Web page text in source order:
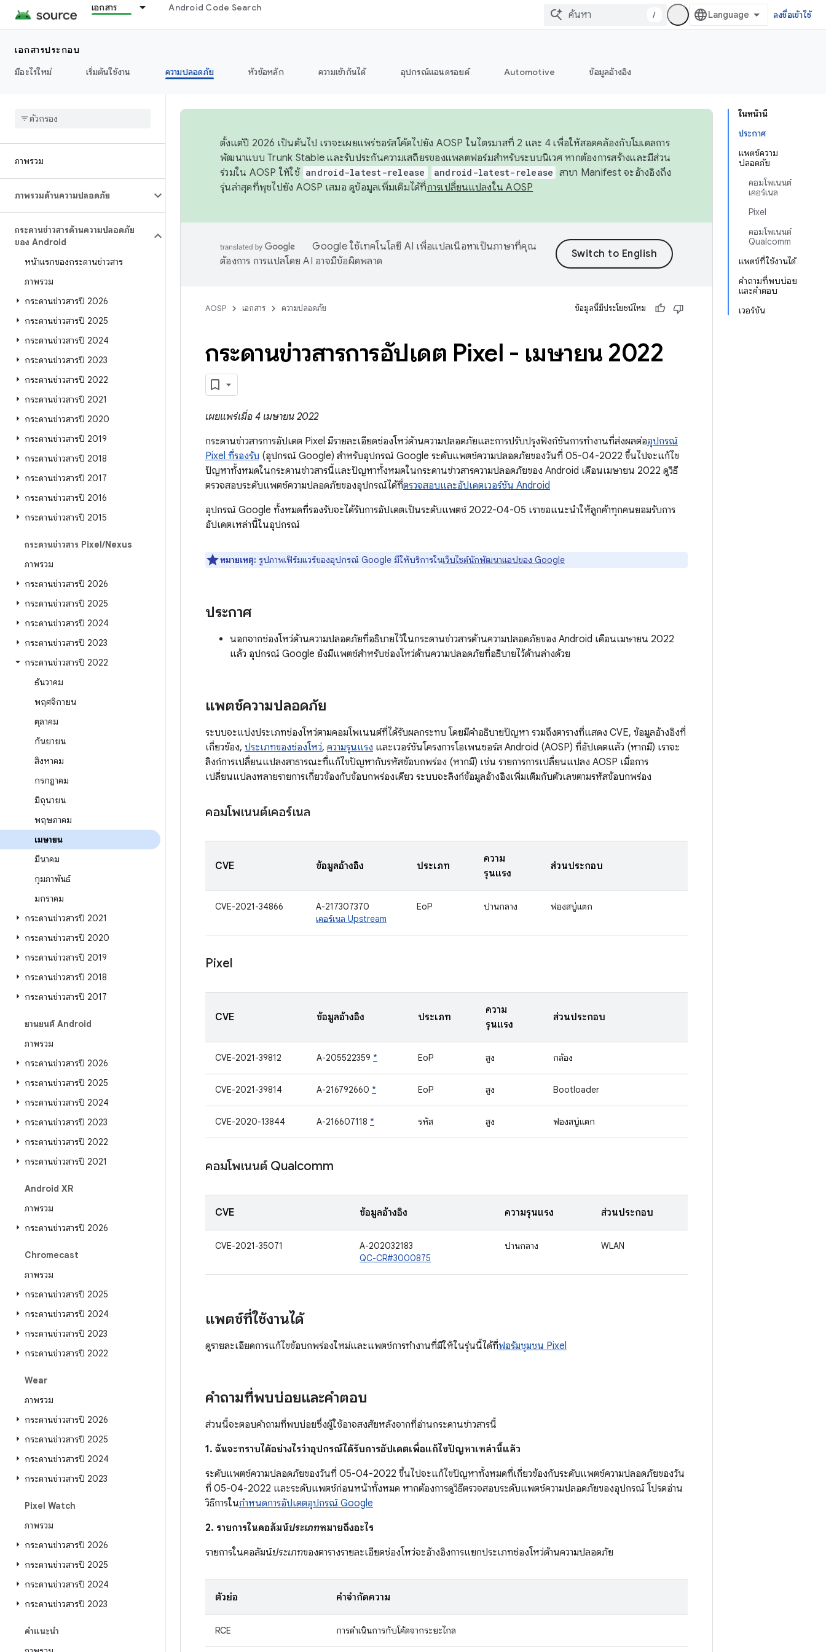
เอกสาร Android Code Search
/ ลงชื่อเข้าใช้
เอกสารประกอบ
มีอะไรใหม่
เริ่มต้นใช้งาน ความปลอดภัย หัวข้อหลัก ความเข้ากันได้ อุปกรณ์แอนดรอยด์ Automotive ข้อมูลอ้างอิง
ภาพรวม
ภาพรวมด้านความปลอดภัย
กระดานข่าวสารด้านความปลอดภัย
ของ Android
หน้าแรกของกระดานข่าวสาร
ภาพรวม
กระดานข่าวสารปี 2026
กระดานข่าวสารปี 2025
กระดานข่าวสารปี 2024
กระดานข่าวสารปี 2023
กระดานข่าวสารปี 2022
กระดานข่าวสารปี 2021
กระดานข่าวสารปี 2020
กระดานข่าวสารปี 2019
กระดานข่าวสารปี 2018
กระดานข่าวสารปี 2017
กระดานข่าวสารปี 2016
กระดานข่าวสารปี 2015
กระดานข่าวสาร Pixel/Nexus
ภาพรวม
กระดานข่าวสารปี 2026
กระดานข่าวสารปี 2025
กระดานข่าวสารปี 2024
กระดานข่าวสารปี 2023
กระดานข่าวสารปี 2022
ธันวาคม
พฤศจิกายน
ตุลาคม
กันยายน
สิงหาคม
กรกฎาคม
มิถุนายน
พฤษภาคม
เมษายน
มีนาคม
กุมภาพันธ์
มกราคม
กระดานข่าวสารปี 2021
กระดานข่าวสารปี 2020
กระดานข่าวสารปี 2019
กระดานข่าวสารปี 2018
กระดานข่าวสารปี 2017
ยานยนต์ Android
ภาพรวม
กระดานข่าวสารปี 2026
กระดานข่าวสารปี 2025
กระดานข่าวสารปี 2024
กระดานข่าวสารปี 2023
กระดานข่าวสารปี 2022
กระดานข่าวสารปี 2021
Android XR
ภาพรวม
กระดานข่าวสารปี 2026
Chromecast
ภาพรวม
กระดานข่าวสารปี 2025
กระดานข่าวสารปี 2024
กระดานข่าวสารปี 2023
กระดานข่าวสารปี 2022
Wear
ภาพรวม
กระดานข่าวสารปี 2026
กระดานข่าวสารปี 2025
กระดานข่าวสารปี 2024
กระดานข่าวสารปี 2023
Pixel Watch
ภาพรวม
กระดานข่าวสารปี 2026
กระดานข่าวสารปี 2025
กระดานข่าวสารปี 2024
กระดานข่าวสารปี 2023
คำแนะนำ
ในหน้านี้
ประกาศ
แพตช์ความ
ปลอดภัย
คอมโพเนนต์
เคอร์เนล
Pixel
คอมโพเนนต์
Qualcomm
แพตช์ที่ใช้งานได้
คำถามที่พบบ่อย
และคำตอบ
เวอร์ชัน
ตั้งแต่ปี 2026 เป็นต้นไป เราจะเผยแพร่ซอร์สโค้ดไปยัง AOSP ในไตรมาสที่ 2 และ 4 เพื่อให้สอดคล้องกับโมเดลการ
พัฒนาแบบ Trunk Stable และรับประกันความเสถียรของแพลตฟอร์มสำหรับระบบนิเวศ หากต้องการสร้างและมีส่วน
ร่วมใน AOSP ให้ใช้ android-latest-release android-latest-release สาขา Manifest จะอ้างอิงถึง
รุ่นล่าสุดที่พุชไปยัง AOSP เสมอ ดูข้อมูลเพิ่มเติมได้ที่การเปลี่ยนแปลงใน AOSP
Google ใช้เทคโนโลยี AI เพื่อแปลเนื้อหาเป็นภาษาที่คุณ
ต้องการ การแปลโดย AI อาจมีข้อผิดพลาด
AOSP เอกสาร ความปลอดภัย ข้อมูลนี้มีประโยชน์ไหม
กระดานข่าวสารการอัปเดต Pixel - เมษายน 2022
เผยแพร่เมื่อ 4 เมษายน 2022
กระดานข่าวสารการอัปเดต Pixel มีรายละเอียดช่องโหว่ด้านความปลอดภัยและการปรับปรุงฟังก์ชันการทำงานที่ส่งผลต่ออุปกรณ์
Pixel ที่รองรับ (อุปกรณ์ Google) สำหรับอุปกรณ์ Google ระดับแพตช์ความปลอดภัยของวันที่ 05-04-2022 ขึ้นไปจะแก้ไข
ปัญหาทั้งหมดในกระดานข่าวสารนี้และปัญหาทั้งหมดในกระดานข่าวสารความปลอดภัยของ Android เดือนเมษายน 2022 ดูวิธี
ตรวจสอบระดับแพตช์ความปลอดภัยของอุปกรณ์ได้ที่ตรวจสอบและอัปเดตเวอร์ชัน Android
อุปกรณ์ Google ทั้งหมดที่รองรับจะได้รับการอัปเดตเป็นระดับแพตช์ 2022-04-05 เราขอแนะนำให้ลูกค้าทุกคนยอมรับการ
อัปเดตเหล่านี้ในอุปกรณ์
หมายเหตุ: รูปภาพเฟิร์มแวร์ของอุปกรณ์ Google มีให้บริการในเว็บไซต์นักพัฒนาแอปของ Google
ประกาศ
นอกจากช่องโหว่ด้านความปลอดภัยที่อธิบายไว้ในกระดานข่าวสารด้านความปลอดภัยของ Android เดือนเมษายน 2022
แล้ว อุปกรณ์ Google ยังมีแพตช์สำหรับช่องโหว่ด้านความปลอดภัยที่อธิบายไว้ด้านล่างด้วย
แพตช์ความปลอดภัย
ระบบจะแบ่งประเภทช่องโหว่ตามคอมโพเนนต์ที่ได้รับผลกระทบ โดยมีคำอธิบายปัญหา รวมถึงตารางที่แสดง CVE, ข้อมูลอ้างอิงที่
เกี่ยวข้อง, ประเภทของช่องโหว่, ความรุนแรง และเวอร์ชันโครงการโอเพนซอร์ส Android (AOSP) ที่อัปเดตแล้ว (หากมี) เราจะ
ลิงก์การเปลี่ยนแปลงสาธารณะที่แก้ไขปัญหากับรหัสข้อบกพร่อง (หากมี) เช่น รายการการเปลี่ยนแปลง AOSP เมื่อการ
เปลี่ยนแปลงหลายรายการเกี่ยวข้องกับข้อบกพร่องเดียว ระบบจะลิงก์ข้อมูลอ้างอิงเพิ่มเติมกับตัวเลขตามรหัสข้อบกพร่อง
คอมโพเนนต์เคอร์เนล
CVE ข้อมูลอ้างอิง ประเภท
ความ
รุนแรง
ส่วนประกอบ
CVE-2021-34866
A-217307370
เคอร์เนล Upstream
EoP ปานกลาง ฟองสบู่แตก
Pixel
CVE ข้อมูลอ้างอิง ประเภท
ความ
รุนแรง
ส่วนประกอบ
CVE-2021-39812 A-205522359 * EoP สูง กล้อง
CVE-2021-39814 A-216792660 * EoP สูง Bootloader
CVE-2020-13844 A-216607118 * รหัส สูง ฟองสบู่แตก
คอมโพเนนต์ Qualcomm
CVE ข้อมูลอ้างอิง ความรุนแรง ส่วนประกอบ
CVE-2021-35071
A-202032183
QC-CR#3000875
ปานกลาง WLAN
แพตช์ที่ใช้งานได้
ดูรายละเอียดการแก้ไขข้อบกพร่องใหม่และแพตช์การทํางานที่มีให้ในรุ่นนี้ได้ที่ฟอรัมชุมชน Pixel
คำถามที่พบบ่อยและคำตอบ
ส่วนนี้จะตอบคำถามที่พบบ่อยซึ่งผู้ใช้อาจสงสัยหลังจากที่อ่านกระดานข่าวสารนี้
1. ฉันจะทราบได้อย่างไรว่าอุปกรณ์ได้รับการอัปเดตเพื่อแก้ไขปัญหาเหล่านี้แล้ว
ระดับแพตช์ความปลอดภัยของวันที่ 05-04-2022 ขึ้นไปจะแก้ไขปัญหาทั้งหมดที่เกี่ยวข้องกับระดับแพตช์ความปลอดภัยของวัน
ที่ 05-04-2022 และระดับแพตช์ก่อนหน้าทั้งหมด หากต้องการดูวิธีตรวจสอบระดับแพตช์ความปลอดภัยของอุปกรณ์ โปรดอ่าน
วิธีการในกำหนดการอัปเดตอุปกรณ์ Google
2. รายการในคอลัมน์ประเภทหมายถึงอะไร
รายการในคอลัมน์ประเภทของตารางรายละเอียดช่องโหว่จะอ้างอิงการแยกประเภทช่องโหว่ด้านความปลอดภัย
ตัวย่อ คำจำกัดความ
RCE การดำเนินการกับโค้ดจากระยะไกล